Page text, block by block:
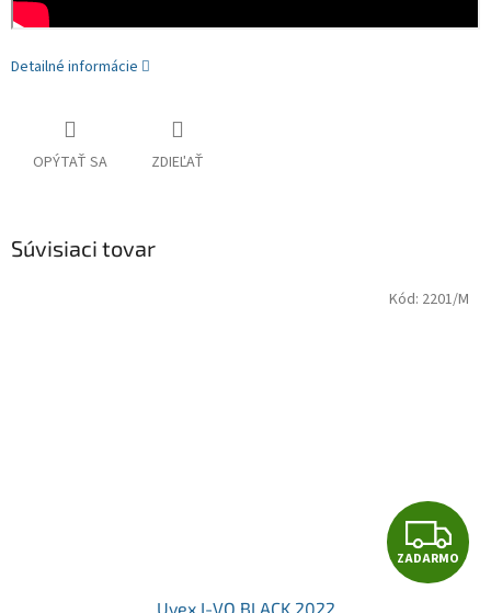
Detailné informácie
OPÝTAŤ SA ZDIEĽAŤ
Súvisiaci tovar
Z
A
ZADARMO
Uvex I-VO BLACK 2022
Kód: 2201/M